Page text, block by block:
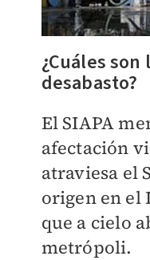
¿Cuáles
desabasto?
El SIAPA
afectación
atraviesa el
origen en el
que a cielo
metrópoli.